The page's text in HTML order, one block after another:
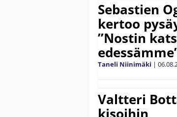
Sebastien
kertoo
”Nostin
Taneli Niinimäki |
Valtteri